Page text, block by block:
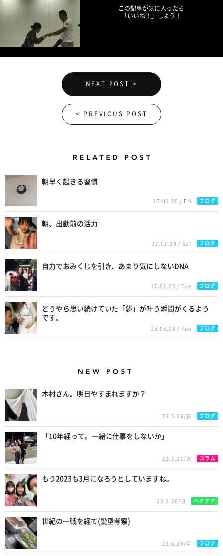
この記事が気に入ったら
「いいね！」しよう！
NEXT POST >
< PREVIOUS POST
朝早く起きる習慣
17.01.20 / Fri ブログ
朝、出勤前の活力
17.07.29 / Sat ブログ
自力でおみくじを引き、あまり気にしないDNA
17.01.03 / Tue ブログ
どうやら思い続けていた「夢」が叶う瞬間がくるよう
です。
15.06.09 / Tue ブログ
木村さん。明日やすまれますか？
23.5.28/日 ブログ
「10年経って。一緒に仕事をしないか」
23.3.21/火 コラム
もう2023も3月になろうとしていますね。
23.2.26/日 ヘアケア
世紀の一戦を経て(髪型考察)
22.6.20/月 ブログ